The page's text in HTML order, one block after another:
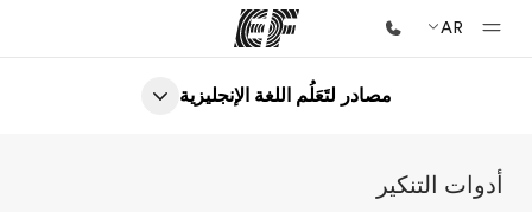
AR
الصفحة الرئيسية
برامج
مصادر لتَعَلُم اللغة الإنجليزية
أدوات التنكير